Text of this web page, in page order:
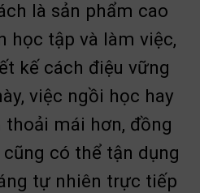
là sản phẩm cao
học tập và làm việc,
kế cách điệu vững
việc ngồi học hay
mái hơn, đồng
có thể tận dụng
tự nhiên trực tiếp